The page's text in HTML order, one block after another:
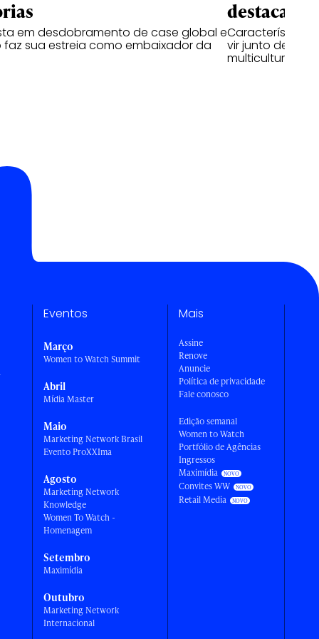
em desdobramento de case global e
faz sua estreia como embaixador da
destacam
Características
vir junto de
multiculturais
Eventos
Março
Women to Watch Summit
Abril
Mídia Master
Maio
Marketing Network Brasil
Evento ProXXIma
Agosto
Marketing Network
Knowledge
Women To Watch -
Homenagem
Setembro
Maximídia
Outubro
Marketing Network
Internacional
Mais
Assine
Renove
Anuncie
Política de privacidade
Fale conosco
Edição semanal
Women to Watch
Portfólio de Agências
Ingressos
Maximídia
Convites WW
Retail Media